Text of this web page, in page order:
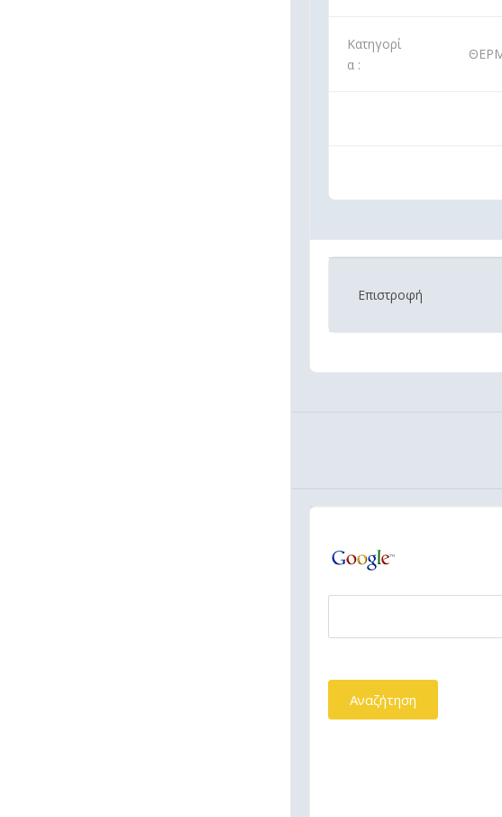
Κατηγορί
α :
Επιστροφή